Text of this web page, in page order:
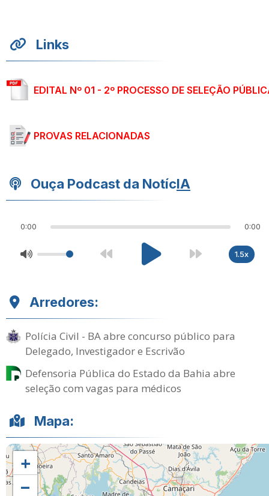
Links
EDITAL Nº 01 - 2º PROCESSO DE SELEÇÃO
PROVAS RELACIONADAS
Ouça Podcast da NotícIA
0:00 0:00
1.5x
Arredores:
Polícia Civil - BA abre concurso público para
Delegado, Investigador e Escrivão
Defensoria Pública do Estado da Bahia abre
seleção com vagas para médicos
Mapa:
+
−